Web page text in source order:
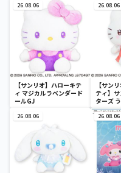
26.08.06
【サンリオ】ハローキテ
ィ マジカルラベンダード
ールGJ
26.08.06
【サン
ティ】
ターズ
デカド
26.08.06 26.08.06